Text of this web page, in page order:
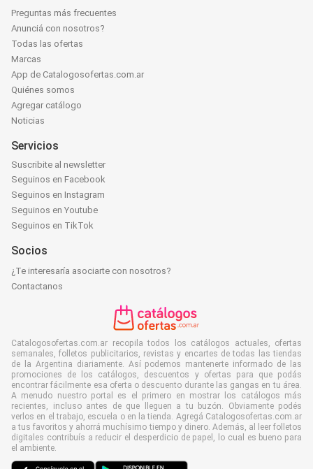
Preguntas más frecuentes
Anunciá con nosotros?
Todas las ofertas
Marcas
App de Catalogosofertas.com.ar
Quiénes somos
Agregar catálogo
Noticias
Servicios
Suscribite al newsletter
Seguinos en Facebook
Seguinos en Instagram
Seguinos en Youtube
Seguinos en TikTok
Socios
¿Te interesaría asociarte con nosotros?
Contactanos
Catalogosofertas.com.ar recopila todos los catálogos actuales, ofertas
semanales, folletos publicitarios, revistas y encartes de todas las tiendas
de la Argentina diariamente. Así podemos mantenerte informado de las
promociones de los catálogos, descuentos y ofertas para que podás
encontrar fácilmente esa oferta o descuento durante las gangas en tu área.
A menudo nuestro portal es el primero en mostrar los catálogos más
recientes, incluso antes de que lleguen a tu buzón. Obviamente podés
verlos en el trabajo, escuela o en la tienda. Agregá Catalogosofertas.com.ar
a tus favoritos y ahorrá muchísimo tiempo y dinero. Además, al leer folletos
digitales contribuís a reducir el desperdicio de papel, lo cual es bueno para
el ambiente.